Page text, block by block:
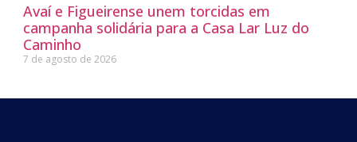
Avaí e Figueirense unem torcidas em
campanha solidária para a Casa Lar Luz do
Caminho
7 de agosto de 2026